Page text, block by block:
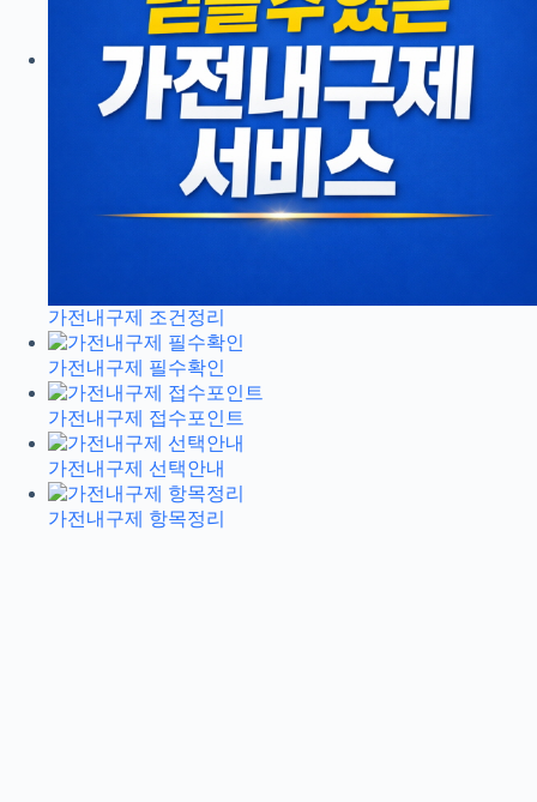
가전내구제 조건정리
가전내구제 필수확인
가전내구제 접수포인트
가전내구제 선택안내
가전내구제 항목정리